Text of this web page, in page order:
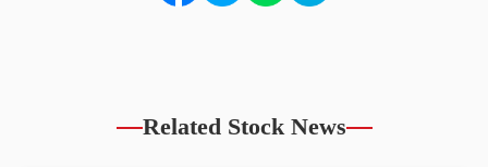
Related Stock News